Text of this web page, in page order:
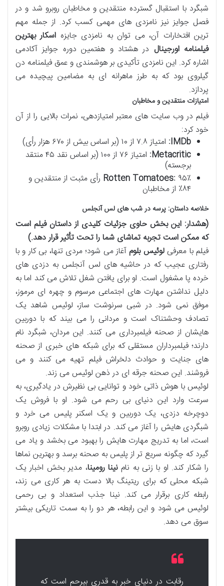
شبگرد با استقبال گسترده منتقدین و مخاطبان روبرو شد و در
فصل جوایز نیز نامزدی های مهمی کسب کرد. از جمله مهم
ترین افتخارات آن، می توان به نامزدی جایزه اسکار بهترین
فیلمنامه اورجینال در هشتاد و هفتمین دوره جوایز آکادمی
اشاره کرد. این نامزدی تأکیدی بر هوشمندی و عمق فیلمنامه دن
گیلروی بود که به طرز ماهرانه ای به مضامین پیچیده می
پردازد.
امتیازات منتقدین و مخاطبان
فیلم در وب سایت های معتبر امتیازدهی، نمرات بالایی را از آن
خود کرد:
IMDb: امتیاز ۷.۸ از ۱۰ (بر اساس بیش از ۶۷۰ هزار رأی)
Metacritic:
امتیاز ۷۶ از ۱۰۰ (بر اساس نقد ۴۵ منتقد
برجسته)
Rotten Tomatoes: ۹۵٪ رأی مثبت از منتقدین و
۸۴٪ از مخاطبان
خلاصه داستان: پرسه در شب های لس آنجلس
(هشدار: این بخش حاوی جزئیات کلیدی از داستان فیلم است
که ممکن است تجربه تماشای شما را تحت تأثیر قرار دهد.)
فیلم با معرفیلوئیس بلومآغاز می شود؛ مردی تنها، بی کار و با
رفتاری عجیب که در حاشیه های لس آنجلس به دزدی های
خرده پا مشغول است. او برای یافتن شغل تلاش می کند اما به
دلیل نداشتن مهارت های اجتماعی مرسوم و چهره ای مرموز،
موفق نمی شود. در شبی سرنوشت ساز، لوئیس شاهد یک
تصادف وحشتناک است و مردانی را می بیند که با دوربین
هایشان از صحنه فیلمبرداری می کنند. این مردان، شبگرد نام
دارند؛ فیلمبرداران مستقلی که برای شبکه های خبری از صحنه
های جنایت و حوادث دلخراش فیلم تهیه می کنند و می
فروشند. این صحنه جرقه ای در ذهن لوئیس می زند.
لوئیس با هوش ذاتی خود و توانایی بی نظیرش در یادگیری، به
سرعت وارد این دنیای بی رحم می شود. او با فروش یک
دوچرخه دزدی، یک دوربین و یک اسکنر پلیس می خرد و
شبگردی هایش را آغاز می کند. در ابتدا با مشکلات زیادی روبرو
است، اما به تدریج مهارت هایش را بهبود می بخشد و یاد می
گیرد که چگونه سریع تر از پلیس به صحنه برسد و بهترین نماها
را شکار کند. او با زنی به نامنینا رومینا، مدیر بخش اخبار یک
شبکه محلی که برای ریتینگ بالا دست به هر کاری می زند،
رابطه کاری برقرار می کند. نینا جذب استعداد و بی رحمی
لوئیس می شود و این رابطه، هر دو را به سمت تاریکی بیشتر
سوق می دهد.
رقابت در دنیای خبر به قدری بیرحم است که